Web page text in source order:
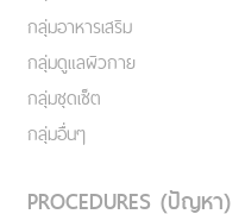
กลุ่มรักษาฝ้า
กลุ่มทำความสะอาด
กลุ่มอาหารเสริม
กลุ่มดูแลผิวกาย
กลุ่มอื่นๆ